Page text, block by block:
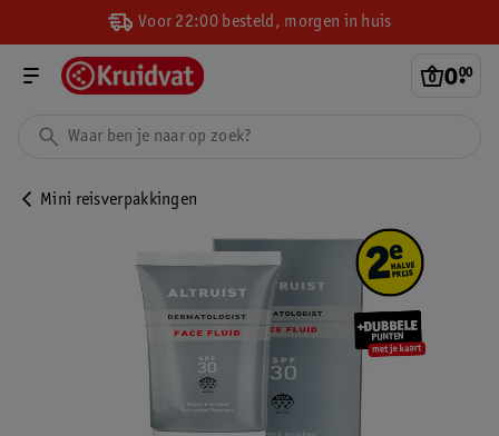
Voor 22:00 besteld, morgen in huis
0.
00
Mini reisverpakkingen